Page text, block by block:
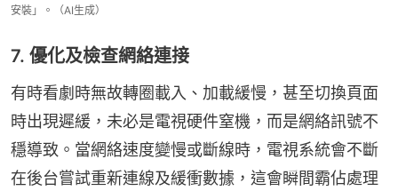
安裝」。（AI生成）
7. 優化及檢查網絡連接
有時看劇時無故轉圈載入、加載緩慢，甚至切換頁面
時出現遲緩，未必是電視硬件窒機，而是網絡訊號不
穩導致。當網絡速度變慢或斷線時，電視系統會不斷
在後台嘗試重新連線及緩衝數據，這會瞬間霸佔處理